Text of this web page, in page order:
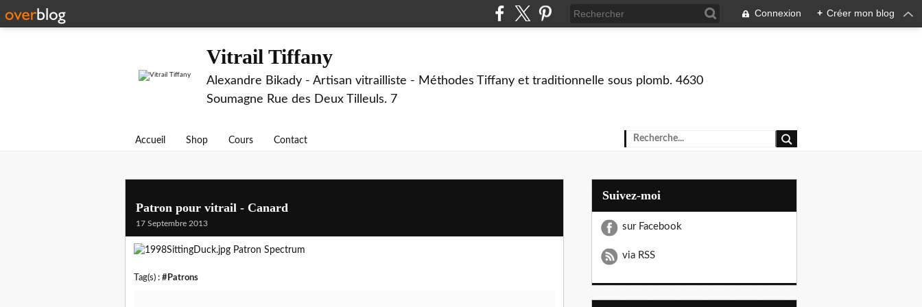
Connexion + Créer mon blog
Vitrail Tiffany
Alexandre Bikady - Artisan vitrailliste - Méthodes Tiffany et traditionnelle sous plomb. 4630
Soumagne Rue des Deux Tilleuls. 7
Accueil Shop Cours Contact
Patron pour vitrail - Canard
17 Septembre 2013
Patron Spectrum
Tag(s) : #Patrons
Suivez-moi
sur Facebook
via RSS